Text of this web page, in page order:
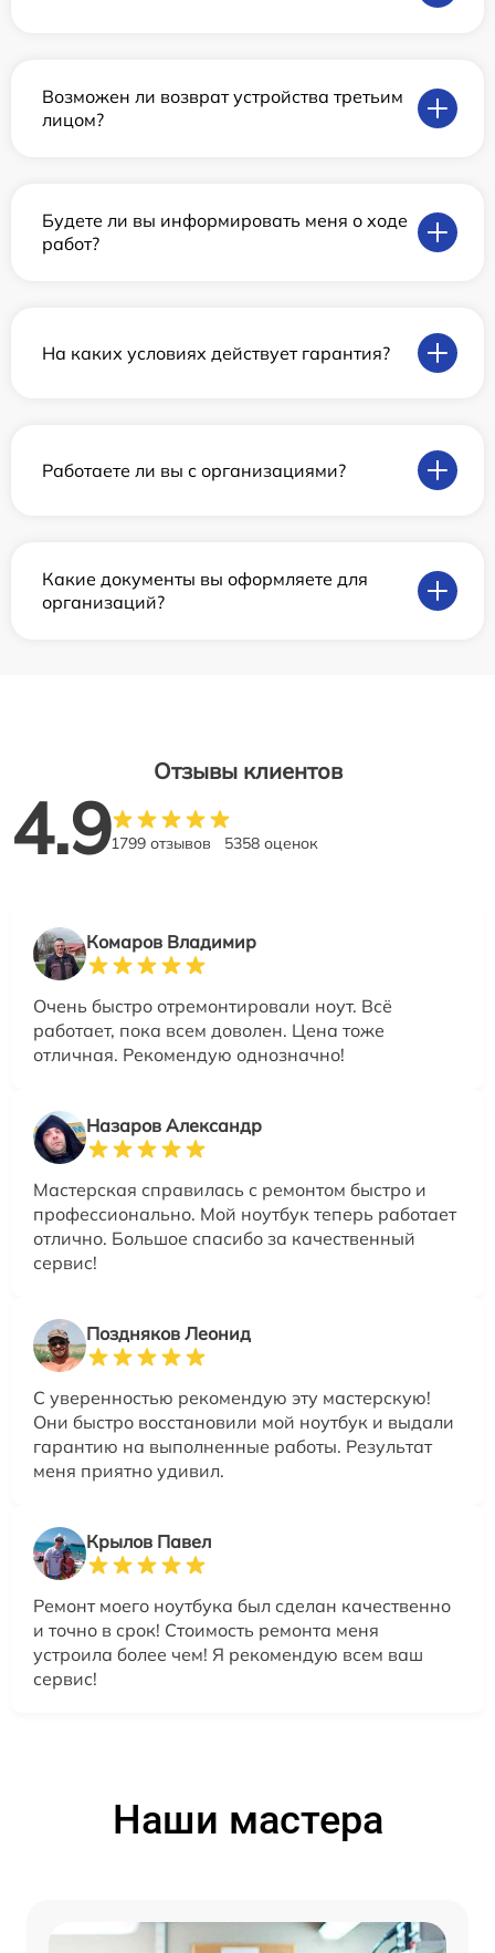
Возможен ли возврат устройства третьим
лицом?
Будете ли вы информировать меня о ходе
работ?
На каких условиях действует гарантия?
Работаете ли вы с организациями?
Какие документы вы оформляете для
организаций?
Отзывы клиентов
4.91799 отзывов 5358 оценок
Комаров Владимир
Очень быстро отремонтировали ноут. Всё
работает, пока всем доволен. Цена тоже
отличная. Рекомендую однозначно!
Назаров Александр
Мастерская справилась с ремонтом быстро и
профессионально. Мой ноутбук теперь работает
отлично. Большое спасибо за качественный
сервис!
Поздняков Леонид
С уверенностью рекомендую эту мастерскую!
Они быстро восстановили мой ноутбук и выдали
гарантию на выполненные работы. Результат
меня приятно удивил.
Крылов Павел
Ремонт моего ноутбука был сделан качественно
и точно в срок! Стоимость ремонта меня
устроила более чем! Я рекомендую всем ваш
сервис!
Наши мастера